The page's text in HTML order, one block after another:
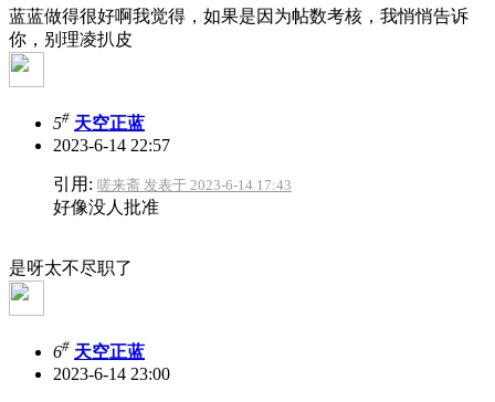
蓝蓝做得很好啊我觉得，如果是因为帖数考核，我悄悄告诉
你，别理凌扒皮
5# 天空正蓝
2023-6-14 22:57
引用: 嗟来斋 发表于 2023-6-14 17:43
好像没人批准
是呀太不尽职了
6# 天空正蓝
2023-6-14 23:00